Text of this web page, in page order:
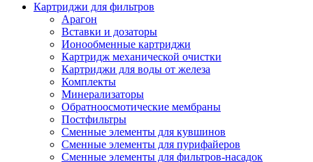
Картриджи для фильтров
Арагон
Вставки и дозаторы
Ионообменные картриджи
Картридж механической очистки
Картриджи для воды от железа
Комплекты
Минерализаторы
Обратноосмотические мембраны
Постфильтры
Сменные элементы для кувшинов
Сменные элементы для пурифайеров
Сменные элементы для фильтров-насадок